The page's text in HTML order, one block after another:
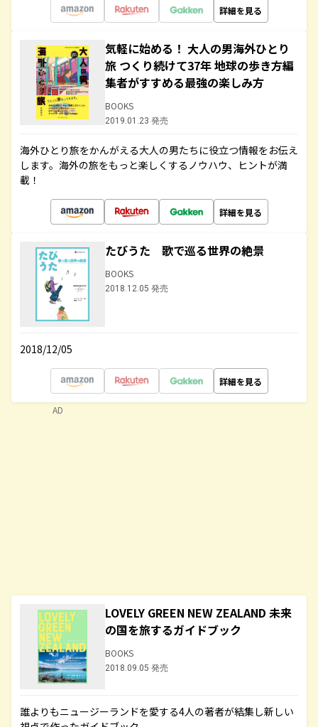
詳細を見る
気軽に始める！ 大人の男海外ひとり
旅 つくり続けて37年 地球の歩き方編
集者がすすめる最強の楽しみ方
BOOKS
2019.01.23 発売
海外ひとり旅をかんがえる大人の男たちに役立つ情報をお伝え
します。海外の旅をもっと楽しくするノウハウ、ヒントが満
載！
詳細を見る
たびうた 歌で巡る世界の絶景
BOOKS
2018.12.05 発売
2018/12/05
詳細を見る
LOVELY GREEN NEW ZEALAND 未来
の国を旅するガイドブック
BOOKS
2018.09.05 発売
誰よりもニュージーランドを愛する4人の著者が結集し新しい
AD